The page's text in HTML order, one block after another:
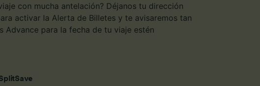
con mucha antelación? Déjanos tu dirección
activar la Alerta de Billetes y te avisaremos tan
Advance para la fecha de tu viaje estén